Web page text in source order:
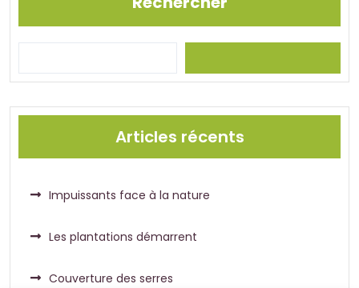
Articles récents
Impuissants face à la nature
Les plantations démarrent
Couverture des serres